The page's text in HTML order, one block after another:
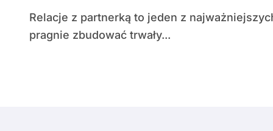
Relacje z partnerką to jeden z najważniejszych aspektów życia każdego mężczyzny, który
pragnie zbudować trwały...